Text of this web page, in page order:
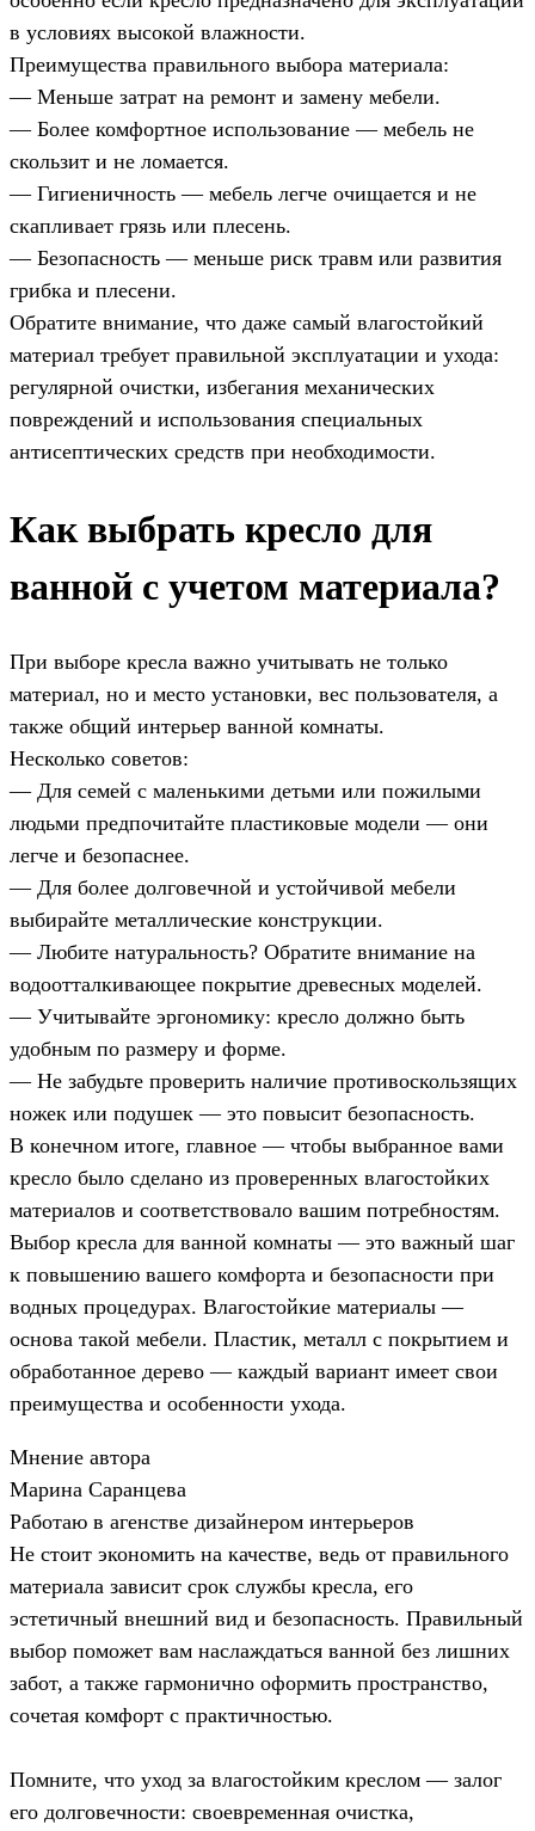
в условиях высокой влажности.
Преимущества правильного выбора материала:
— Меньше затрат на ремонт и замену мебели.
— Более комфортное использование — мебель не
скользит и не ломается.
— Гигиеничность — мебель легче очищается и не
скапливает грязь или плесень.
— Безопасность — меньше риск травм или развития
грибка и плесени.
Обратите внимание, что даже самый влагостойкий
материал требует правильной эксплуатации и ухода:
регулярной очистки, избегания механических
повреждений и использования специальных
антисептических средств при необходимости.
Как выбрать кресло для
ванной с учетом материала?
При выборе кресла важно учитывать не только
материал, но и место установки, вес пользователя, а
также общий интерьер ванной комнаты.
Несколько советов:
— Для семей с маленькими детьми или пожилыми
людьми предпочитайте пластиковые модели — они
легче и безопаснее.
— Для более долговечной и устойчивой мебели
выбирайте металлические конструкции.
— Любите натуральность? Обратите внимание на
водоотталкивающее покрытие древесных моделей.
— Учитывайте эргономику: кресло должно быть
удобным по размеру и форме.
— Не забудьте проверить наличие противоскользящих
ножек или подушек — это повысит безопасность.
В конечном итоге, главное — чтобы выбранное вами
кресло было сделано из проверенных влагостойких
материалов и соответствовало вашим потребностям.
Выбор кресла для ванной комнаты — это важный шаг
к повышению вашего комфорта и безопасности при
водных процедурах. Влагостойкие материалы —
основа такой мебели. Пластик, металл с покрытием и
обработанное дерево — каждый вариант имеет свои
преимущества и особенности ухода.
Мнение автора
Марина Саранцева
Работаю в агенстве дизайнером интерьеров
Не стоит экономить на качестве, ведь от правильного
материала зависит срок службы кресла, его
эстетичный внешний вид и безопасность. Правильный
выбор поможет вам наслаждаться ванной без лишних
забот, а также гармонично оформить пространство,
сочетая комфорт с практичностью.
Помните, что уход за влагостойким креслом — залог
его долговечности: своевременная очистка,